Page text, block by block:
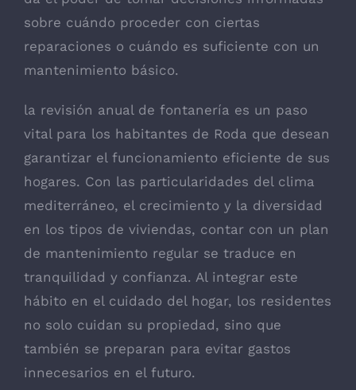
sobre cuándo proceder con ciertas
reparaciones o cuándo es suficiente con un
mantenimiento básico.
la revisión anual de fontanería es un paso
vital para los habitantes de Roda que desean
garantizar el funcionamiento eficiente de sus
hogares. Con las particularidades del clima
mediterráneo, el crecimiento y la diversidad
en los tipos de viviendas, contar con un plan
de mantenimiento regular se traduce en
tranquilidad y confianza. Al integrar este
hábito en el cuidado del hogar, los residentes
no solo cuidan su propiedad, sino que
también se preparan para evitar gastos
innecesarios en el futuro.